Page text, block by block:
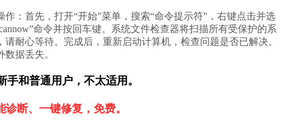
：首先，打开“开始”菜单，搜索“命令提示符”，右键点击并选
命令并按回车键。系统文件检查器将扫描所有受保护的系
耐心等待。完成后，重新启动计算机，检查问题是否已解决。
据丢失。
和普通用户，不太适用。
诊断、一键修复，免费。